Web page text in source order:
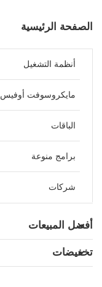
الصفحة الرئيسية
أنظمة التشغيل
مايكروسوفت أوفيس
الباقات
برامج منوعة
شركات
أفضل المبيعات
تخفيضات